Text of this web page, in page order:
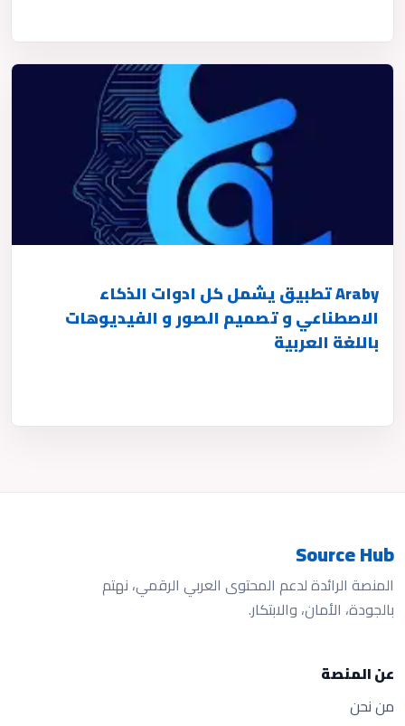
Araby تطبيق يشمل كل ادوات الذكاء
الاصطناعي و تصميم الصور و الفيديوهات
باللغة العربية
Source Hub
المنصة الرائدة لدعم المحتوى العربي الرقمي، نهتم
بالجودة، الأمان، والابتكار.
عن المنصة
من نحن